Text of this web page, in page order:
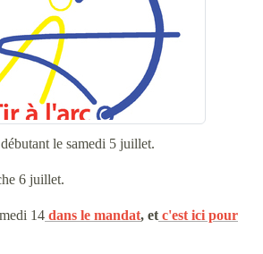
le samedi 5 juillet.
6 juillet.
14 dans le mandat, et c'est ici pour